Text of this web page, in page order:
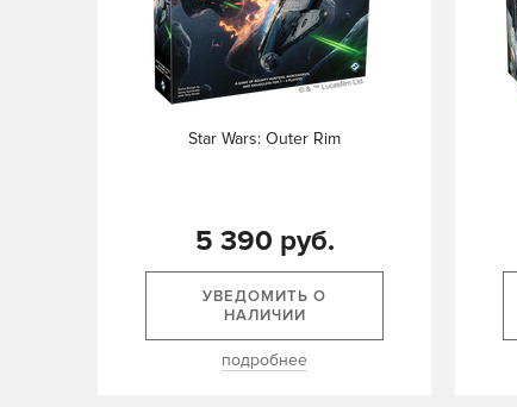
Star Wars: Outer Rim
5 390 руб.
УВЕДОМИТЬ О
НАЛИЧИИ
подробнее